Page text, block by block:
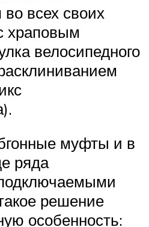
всех своих
храповым
велосипедного
муфты и в
ряда
решение
особенность: